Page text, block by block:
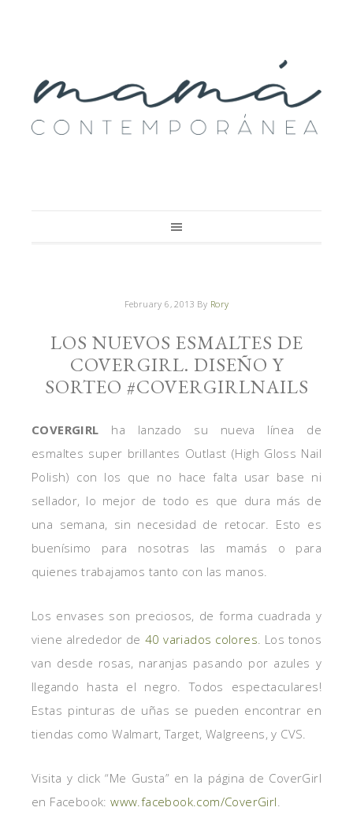
February 6, 2013 By Rory
LOS NUEVOS ESMALTES DE
COVERGIRL. DISEÑO Y
SORTEO #COVERGIRLNAILS
COVERGIRL ha lanzado su nueva línea de
esmaltes super brillantes Outlast (High Gloss Nail
Polish) con los que no hace falta usar base ni
sellador, lo mejor de todo es que dura más de
una semana, sin necesidad de retocar. Esto es
buenísimo para nosotras las mamás o para
quienes trabajamos tanto con las manos.
Los envases son preciosos, de forma cuadrada y
viene alrededor de 40 variados colores. Los tonos
van desde rosas, naranjas pasando por azules y
llegando hasta el negro. Todos espectaculares!
Estas pinturas de uñas se pueden encontrar en
tiendas como Walmart, Target, Walgreens, y CVS.
Visita y click “Me Gusta” en la página de CoverGirl
en Facebook:www.facebook.com/CoverGirl.